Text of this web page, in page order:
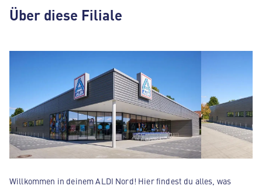
Über diese Filiale
Willkommen in deinem ALDI Nord! Hier findest du alles, was